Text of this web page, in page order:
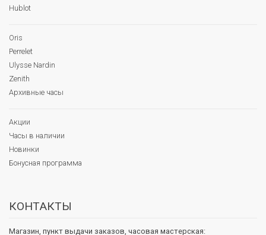
Hublot
Oris
Perrelet
Ulysse Nardin
Zenith
Архивные часы
Акции
Часы в наличии
Новинки
Бонусная программа
КОНТАКТЫ
Магазин, пункт выдачи заказов, часовая мастерская: